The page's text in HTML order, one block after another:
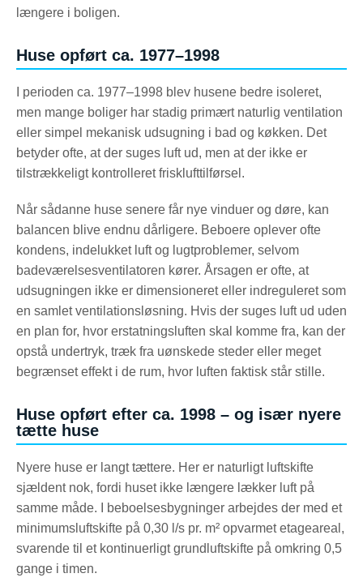
længere i boligen.
Huse opført ca. 1977–1998
I perioden ca. 1977–1998 blev husene bedre isoleret,
men mange boliger har stadig primært naturlig ventilation
eller simpel mekanisk udsugning i bad og køkken. Det
betyder ofte, at der suges luft ud, men at der ikke er
tilstrækkeligt kontrolleret frisklufttilførsel.
Når sådanne huse senere får nye vinduer og døre, kan
balancen blive endnu dårligere. Beboere oplever ofte
kondens, indelukket luft og lugtproblemer, selvom
badeværelsesventilatoren kører. Årsagen er ofte, at
udsugningen ikke er dimensioneret eller indreguleret som
en samlet ventilationsløsning. Hvis der suges luft ud uden
en plan for, hvor erstatningsluften skal komme fra, kan der
opstå undertryk, træk fra uønskede steder eller meget
begrænset effekt i de rum, hvor luften faktisk står stille.
Huse opført efter ca. 1998 – og især nyere
tætte huse
Nyere huse er langt tættere. Her er naturligt luftskifte
sjældent nok, fordi huset ikke længere lækker luft på
samme måde. I beboelsesbygninger arbejdes der med et
minimumsluftskifte på 0,30 l/s pr. m² opvarmet etageareal,
svarende til et kontinuerligt grundluftskifte på omkring 0,5
gange i timen.